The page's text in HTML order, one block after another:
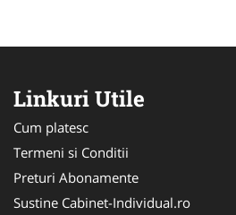
Linkuri Utile
Cum platesc
Termeni si Conditii
Preturi Abonamente
Sustine Cabinet-Individual.ro